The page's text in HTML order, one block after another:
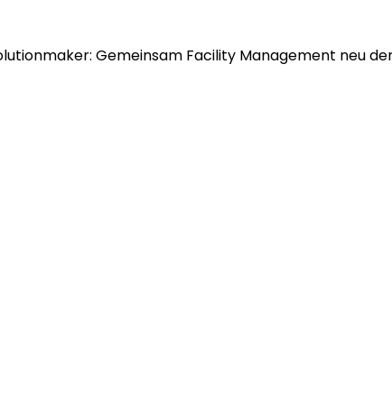
Gemeinsam Facility Management neu